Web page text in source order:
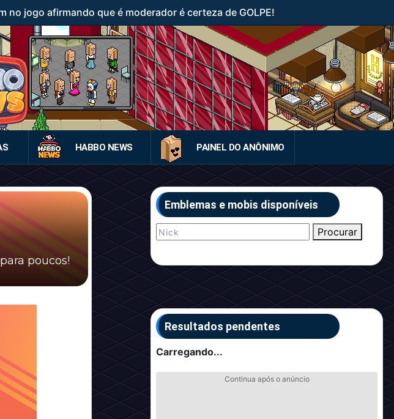
no jogo afirmando que é moderador é certeza de GOLPE!
HABBO NEWS PAINEL DO ANÔNIMO
poucos!
Emblemas e mobis disponíveis
Procurar
Resultados pendentes
Carregando...